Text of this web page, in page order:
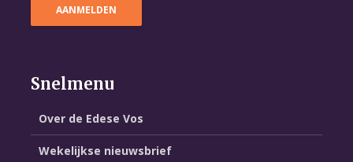
Snelmenu
Over de Edese Vos
Wekelijkse nieuwsbrief